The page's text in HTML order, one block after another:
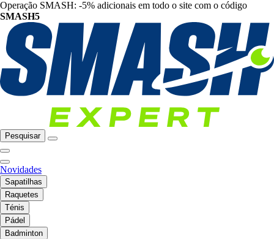
Operação SMASH: -5% adicionais em todo o site com o código
SMASH5
Pesquisar
Novidades
Sapatilhas
Raquetes
Ténis
Pádel
Badminton